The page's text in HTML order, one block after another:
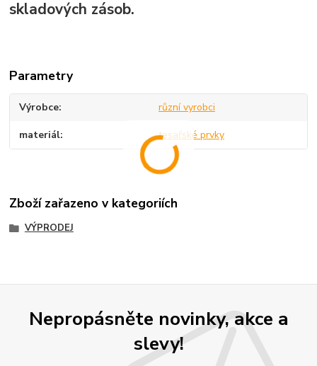
skladových zásob.
Parametry
Výrobce různí vyrobci
materiál tesařské prvky
Zboží zařazeno v kategoriích
VÝPRODEJ
Nepropásněte novinky, akce a
slevy!